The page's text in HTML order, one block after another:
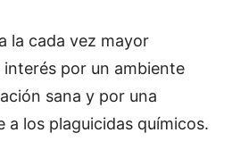
la cada vez mayor
por un ambiente
sana y por una
los plaguicidas químicos.